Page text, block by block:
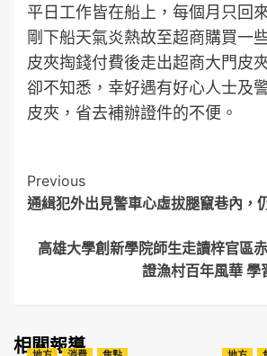
平日工作皆在船上，每個月只回
剛下船天氣炎熱故至超商購買一
皮夾掏錢付費後走出超商大門皮
卻不知悉，幸好遇有好心人士及
皮夾，省去補辦證件的不便。
Post
Navigation
Previous
通緝犯外出見警車心虛拔腿竄巷內，
高雄大學創新學院師生走讀梓官區
證漁村百年風華 學
相關報導